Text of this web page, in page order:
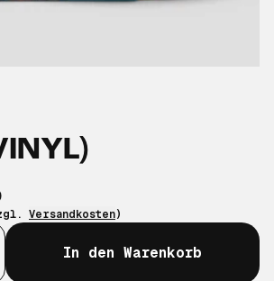
Versandkosten)
In den Warenkorb